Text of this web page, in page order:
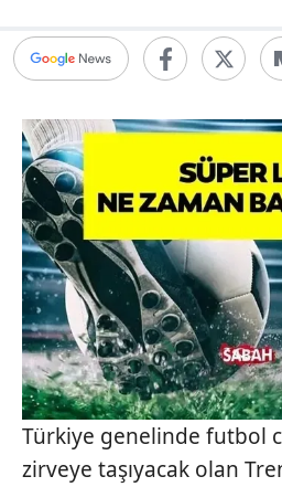
Türkiye genelinde futbol
zirveye taşıyacak olan